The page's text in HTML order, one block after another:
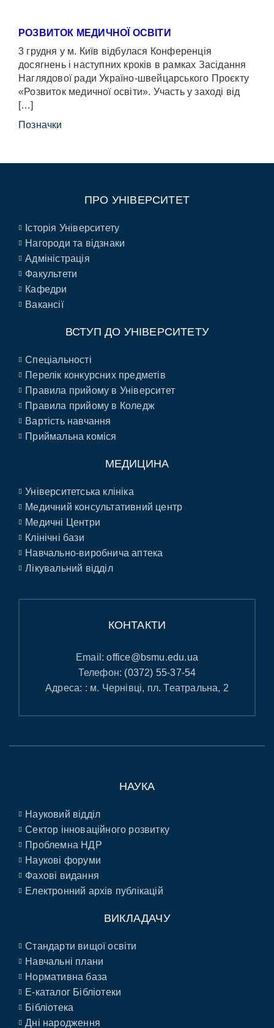
РОЗВИТОК МЕДИЧНОЇ ОСВІТИ
3 грудня у м. Київ відбулася Конференція
досягнень і наступних кроків в рамках Засідання
Наглядової ради Україно-швейцарського Проєкту
«Розвиток медичної освіти». Участь у заході від
[…]
Позначки
ПРО УНІВЕРСИТЕТ
Історія Університету
Нагороди та відзнаки
Адміністрація
Факультети
Кафедри
Вакансії
ВСТУП ДО УНІВЕРСИТЕТУ
Спеціальності
Перелік конкурсних предметів
Правила прийому в Університет
Правила прийому в Коледж
Вартість навчання
Приймальна коміся
МЕДИЦИНА
Університетська клініка
Медичний консультативний центр
Медичні Центри
Клінічні бази
Навчально-виробнича аптека
Лікувальний відділ
КОНТАКТИ
Email:office@bsmu.edu.ua
Телефон: (0372) 55-37-54
Адреса: : м. Чернівці, пл. Театральна, 2
НАУКА
Науковий відділ
Сектор інноваційного розвитку
Проблемна НДР
Наукові форуми
Фахові видання
Електронний архів публікацій
ВИКЛАДАЧУ
Стандарти вищої освіти
Навчальні плани
Нормативна база
E-каталог Бібліотеки
Бібліотека
Дні народження